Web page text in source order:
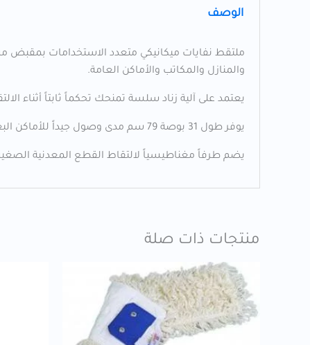
الوصف
والمنازل والمكاتب والأماكن العامة.
يعتمد على آلية زناد سلسة تمنحك تحكماً ثابتاً أثناء
يوفر طول 31 بوصة 79 سم مدى وصول جيداً للأماكن البعيدة وتحت الأثاث أو بين الشجيرات. هذا يساعد على إنجاز التنظيف بسرعة مع تقليل الإجهاد على الظهر.
يضم طرفاً مغناطيسياً لالتقاط القطع المعدنية
منتجات ذات صلة